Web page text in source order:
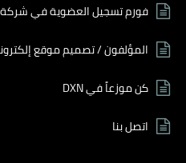
فورم تسجيل العضوية في شركة DXN الآن..
المؤلفون / تصميم موقع
كن موزعاً في DXN
اتصل بنا